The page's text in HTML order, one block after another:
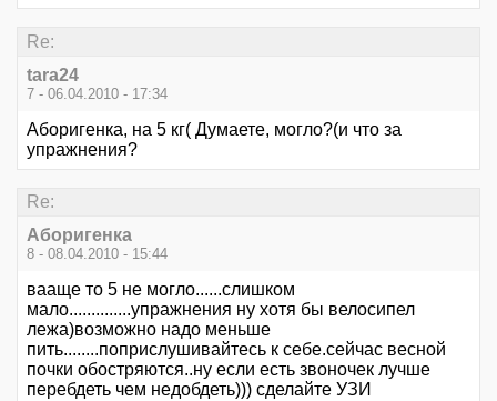
Re:
tara24
7 - 06.04.2010 - 17:34
Аборигенка, на 5 кг( Думаете, могло?(и что за
упражнения?
Re:
Аборигенка
8 - 08.04.2010 - 15:44
вааще то 5 не могло......слишком
мало..............упражнения ну хотя бы велосипел
лежа)возможно надо меньше
пить........поприслушивайтесь к себе.сейчас весной
почки обостряются..ну если есть звоночек лучше
перебдеть чем недобдеть))) сделайте УЗИ